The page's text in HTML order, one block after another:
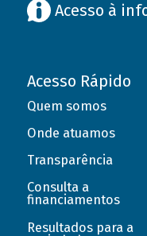
Acesso à
Acesso Rápido
Quem somos
Onde atuamos
Transparência
Consulta a
financiamentos
Resultados para a